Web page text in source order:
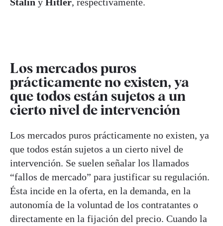
Los mercados puros
prácticamente no existen, ya
que todos están sujetos a un
cierto nivel de intervención
Los mercados puros prácticamente no existen, ya
que todos están sujetos a un cierto nivel de
intervención. Se suelen señalar los llamados
“fallos de mercado” para justificar su regulación.
Ésta incide en la oferta, en la demanda, en la
autonomía de la voluntad de los contratantes o
directamente en la fijación del precio. Cuando la